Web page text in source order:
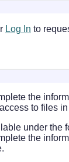
Log In to
the
to files
under the
the